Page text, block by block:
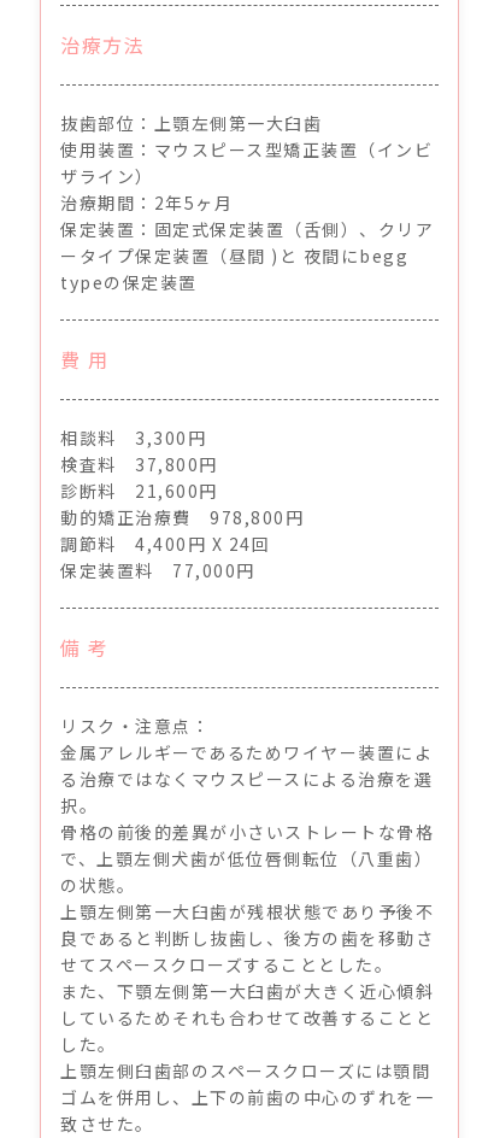
治療方法
抜歯部位：上顎左側第一大臼歯
使用装置：マウスピース型矯正装置（インビ
ザライン）
治療期間：2年5ヶ月
保定装置：固定式保定装置（舌側）、クリア
ータイプ保定装置（昼間 )と 夜間にbegg
typeの保定装置
費 用
相談料 3,300円
検査料 37,800円
診断料 21,600円
動的矯正治療費 978,800円
調節料 4,400円 X 24回
保定装置料 77,000円
備 考
リスク・注意点：
金属アレルギーであるためワイヤー装置によ
る治療ではなくマウスピースによる治療を選
択。
骨格の前後的差異が小さいストレートな骨格
で、上顎左側犬歯が低位唇側転位（八重歯）
の状態。
上顎左側第一大臼歯が残根状態であり予後不
良であると判断し抜歯し、後方の歯を移動さ
せてスペースクローズすることとした。
また、下顎左側第一大臼歯が大きく近心傾斜
しているためそれも合わせて改善することと
した。
上顎左側臼歯部のスペースクローズには顎間
ゴムを併用し、上下の前歯の中心のずれを一
致させた。